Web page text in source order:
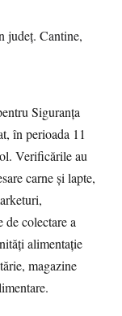
Siguranța
în perioada 11
Verificările au
carne și lapte,
de colectare a
alimentație
magazine